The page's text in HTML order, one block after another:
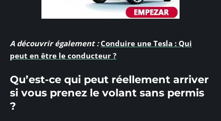
A découvrir également : Conduire une Tesla : Qui
peut en être le conducteur ?
Qu’est-ce qui peut réellement arriver
si vous prenez le volant sans permis
?